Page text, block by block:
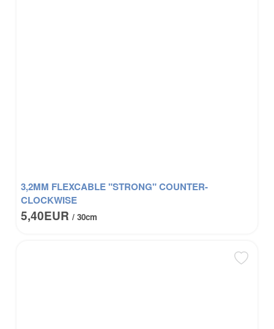
3,2MM FLEXCABLE "STRONG" COUNTER-
CLOCKWISE
5,40EUR/ 30cm